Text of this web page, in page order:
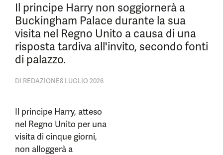
Il principe Harry non soggiornerà a
Buckingham Palace durante la sua
visita nel Regno Unito a causa di una
risposta tardiva all'invito, secondo fonti
di palazzo.
DI REDAZIONE8 LUGLIO 2026
Il principe Harry, atteso
nel Regno Unito per una
visita di cinque giorni,
non alloggerà a